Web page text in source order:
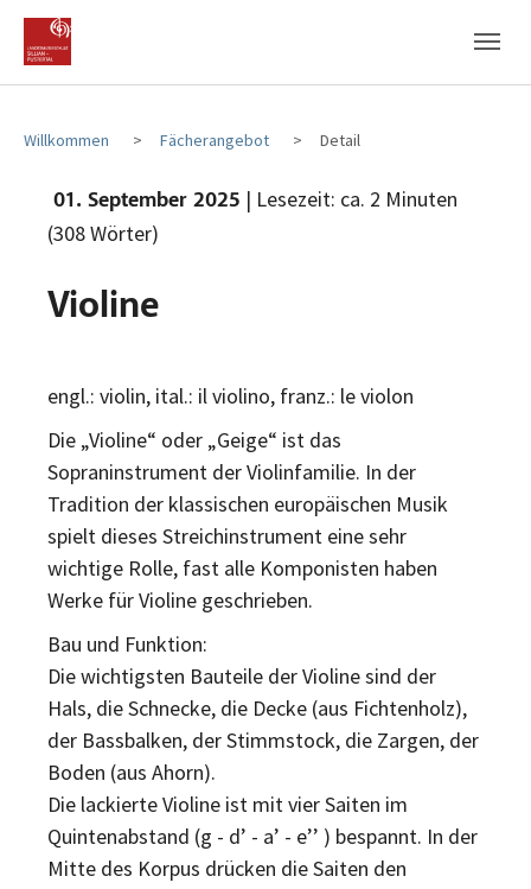
Zum Hauptinhalt
Zum Fußbereich
Willkommen Fächerangebot Detail
01. September 2025 | Lesezeit: ca. 2 Minuten
(308 Wörter)
Violine
engl.: violin, ital.: il violino, franz.: le violon
Die „Violine“ oder „Geige“ ist das
Sopraninstrument der Violinfamilie. In der
Tradition der klassischen europäischen Musik
spielt dieses Streichinstrument eine sehr
wichtige Rolle, fast alle Komponisten haben
Werke für Violine geschrieben.
Bau und Funktion:
Die wichtigsten Bauteile der Violine sind der
Hals, die Schnecke, die Decke (aus Fichtenholz),
der Bassbalken, der Stimmstock, die Zargen, der
Boden (aus Ahorn).
Die lackierte Violine ist mit vier Saiten im
Quintenabstand (g - d’ - a’ - e’’ ) bespannt. In der
Mitte des Korpus drücken die Saiten den